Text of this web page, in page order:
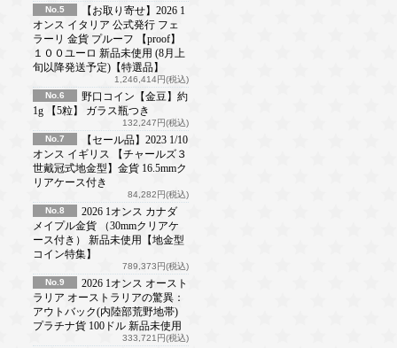
No.5
【お取り寄せ】2026 1
オンス イタリア 公式発行 フェ
ラーリ 金貨 プルーフ 【proof】
１００ユーロ 新品未使用 (8月上
旬以降発送予定)【特選品】
1,246,414円(税込)
No.6
野口コイン【金豆】約
1g 【5粒】 ガラス瓶つき
132,247円(税込)
No.7
【セール品】2023 1/10
オンス イギリス 【チャールズ３
世戴冠式地金型】金貨 16.5mmク
リアケース付き
84,282円(税込)
No.8
2026 1オンス カナダ
メイプル金貨 （30mmクリアケ
ース付き） 新品未使用【地金型
コイン特集】
789,373円(税込)
No.9
2026 1オンス オースト
ラリア オーストラリアの驚異：
アウトバック(内陸部荒野地帯)
プラチナ貨 100ドル 新品未使用
333,721円(税込)